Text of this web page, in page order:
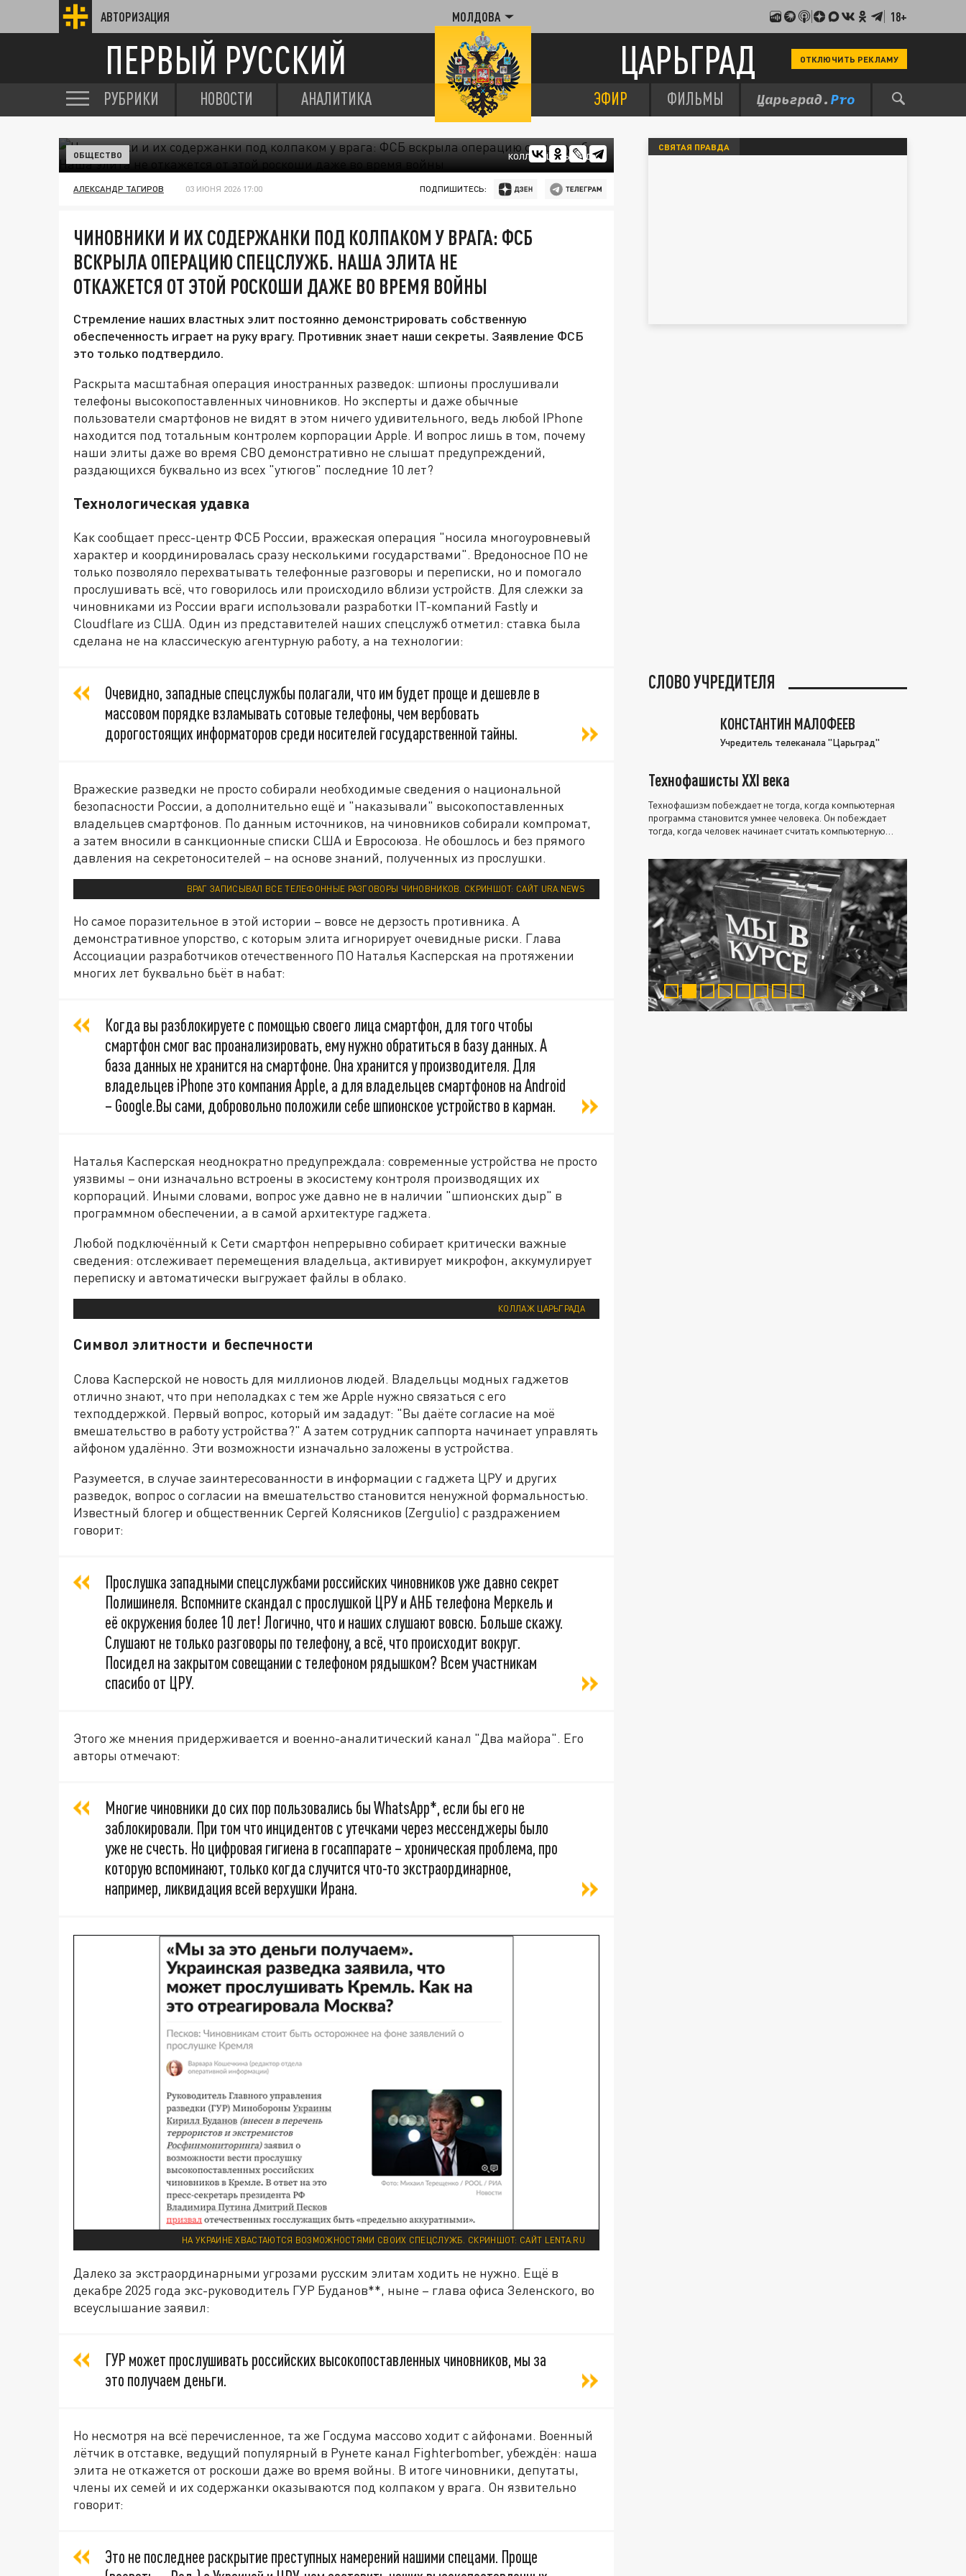
АВТОРИЗАЦИЯ МОЛДОВА 18+
ПЕРВЫЙ РУССКИЙ ЦАРЬГРАД ОТКЛЮЧИТЬ РЕКЛАМУ
РУБРИКИ НОВОСТИ АНАЛИТИКА ЭФИР ФИЛЬМЫ
КОЛЛАЖ ЦАРЬГРАДА.
ОБЩЕСТВО
АЛЕКСАНДР ТАГИРОВ 03 ИЮНЯ 2026 17:00 ПОДПИШИТЕСЬ:
ЧИНОВНИКИ И ИХ СОДЕРЖАНКИ ПОД КОЛПАКОМ У ВРАГА: ФСБ
ВСКРЫЛА ОПЕРАЦИЮ СПЕЦСЛУЖБ. НАША ЭЛИТА НЕ
ОТКАЖЕТСЯ ОТ ЭТОЙ РОСКОШИ ДАЖЕ ВО ВРЕМЯ ВОЙНЫ
Стремление наших властных элит постоянно демонстрировать собственную
обеспеченность играет на руку врагу. Противник знает наши секреты. Заявление ФСБ
это только подтвердило.
Раскрыта масштабная операция иностранных разведок: шпионы прослушивали
телефоны высокопоставленных чиновников. Но эксперты и даже обычные
пользователи смартфонов не видят в этом ничего удивительного, ведь любой IPhone
находится под тотальным контролем корпорации Apple. И вопрос лишь в том, почему
наши элиты даже во время СВО демонстративно не слышат предупреждений,
раздающихся буквально из всех "утюгов" последние 10 лет?
Технологическая удавка
Как сообщает пресс-центр ФСБ России, вражеская операция "носила многоуровневый
характер и координировалась сразу несколькими государствами". Вредоносное ПО не
только позволяло перехватывать телефонные разговоры и переписки, но и помогало
прослушивать всё, что говорилось или происходило вблизи устройств. Для слежки за
чиновниками из России враги использовали разработки IT-компаний Fastly и
Cloudflare из США. Один из представителей наших спецслужб отметил: ставка была
сделана не на классическую агентурную работу, а на технологии:
Очевидно, западные спецслужбы полагали, что им будет проще и дешевле в
массовом порядке взламывать сотовые телефоны, чем вербовать
дорогостоящих информаторов среди носителей государственной тайны.
Вражеские разведки не просто собирали необходимые сведения о национальной
безопасности России, а дополнительно ещё и "наказывали" высокопоставленных
владельцев смартфонов. По данным источников, на чиновников собирали компромат,
а затем вносили в санкционные списки США и Евросоюза. Не обошлось и без прямого
давления на секретоносителей – на основе знаний, полученных из прослушки.
ВРАГ ЗАПИСЫВАЛ ВСЕ ТЕЛЕФОННЫЕ РАЗГОВОРЫ ЧИНОВНИКОВ. СКРИНШОТ: САЙТ URA.NEWS
Но самое поразительное в этой истории – вовсе не дерзость противника. А
демонстративное упорство, с которым элита игнорирует очевидные риски. Глава
Ассоциации разработчиков отечественного ПО Наталья Касперская на протяжении
многих лет буквально бьёт в набат:
Когда вы разблокируете с помощью своего лица смартфон, для того чтобы
смартфон смог вас проанализировать, ему нужно обратиться в базу данных. А
база данных не хранится на смартфоне. Она хранится у производителя. Для
владельцев iPhone это компания Apple, а для владельцев смартфонов на Android
– Google.Вы сами, добровольно положили себе шпионское устройство в карман.
Наталья Касперская неоднократно предупреждала: современные устройства не просто
уязвимы – они изначально встроены в экосистему контроля производящих их
корпораций. Иными словами, вопрос уже давно не в наличии "шпионских дыр" в
программном обеспечении, а в самой архитектуре гаджета.
Любой подключённый к Сети смартфон непрерывно собирает критически важные
сведения: отслеживает перемещения владельца, активирует микрофон, аккумулирует
переписку и автоматически выгружает файлы в облако.
КОЛЛАЖ ЦАРЬГРАДА
Символ элитности и беспечности
Слова Касперской не новость для миллионов людей. Владельцы модных гаджетов
отлично знают, что при неполадках с тем же Apple нужно связаться с его
техподдержкой. Первый вопрос, который им зададут: "Вы даёте согласие на моё
вмешательство в работу устройства?" А затем сотрудник саппорта начинает управлять
айфоном удалённо. Эти возможности изначально заложены в устройства.
Разумеется, в случае заинтересованности в информации с гаджета ЦРУ и других
разведок, вопрос о согласии на вмешательство становится ненужной формальностью.
Известный блогер и общественник Сергей Колясников (Zergulio) с раздражением
говорит:
Прослушка западными спецслужбами российских чиновников уже давно секрет
Полишинеля. Вспомните скандал с прослушкой ЦРУ и АНБ телефона Меркель и
её окружения более 10 лет! Логично, что и наших слушают вовсю. Больше скажу.
Слушают не только разговоры по телефону, а всё, что происходит вокруг.
Посидел на закрытом совещании с телефоном рядышком? Всем участникам
спасибо от ЦРУ.
Этого же мнения придерживается и военно-аналитический канал "Два майора". Его
авторы отмечают:
Многие чиновники до сих пор пользовались бы WhatsApp*, если бы его не
заблокировали. При том что инцидентов с утечками через мессенджеры было
уже не счесть. Но цифровая гигиена в госаппарате – хроническая проблема, про
которую вспоминают, только когда случится что-то экстраординарное,
например, ликвидация всей верхушки Ирана.
НА УКРАИНЕ ХВАСТАЮТСЯ ВОЗМОЖНОСТЯМИ СВОИХ СПЕЦСЛУЖБ. СКРИНШОТ: САЙТ LENTA.RU
Далеко за экстраординарными угрозами русским элитам ходить не нужно. Ещё в
декабре 2025 года экс-руководитель ГУР Буданов**, ныне – глава офиса Зеленского, во
всеуслышание заявил:
ГУР может прослушивать российских высокопоставленных чиновников, мы за
это получаем деньги.
Но несмотря на всё перечисленное, та же Госдума массово ходит с айфонами. Военный
лётчик в отставке, ведущий популярный в Рунете канал Fighterbomber, убеждён: наша
элита не откажется от роскоши даже во время войны. В итоге чиновники, депутаты,
члены их семей и их содержанки оказываются под колпаком у врага. Он язвительно
говорит:
Это не последнее раскрытие преступных намерений нашими спецами. Проще
СВЯТАЯ ПРАВДА
СЛОВО УЧРЕДИТЕЛЯ
КОНСТАНТИН МАЛОФЕЕВ
Учредитель телеканала "Царьград"
Технофашисты XXI века
Технофашизм побеждает не тогда, когда компьютерная
программа становится умнее человека. Он побеждает
тогда, когда человек начинает считать компьютерную